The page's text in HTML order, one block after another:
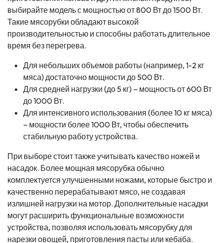
выбирайте модель с мощностью от 800 Вт до 1500 Вт.
Такие мясорубки обладают высокой
производительностью и способны работать длительное
время без перегрева.
Для небольших объемов работы (например, 1-2 кг
мяса) достаточно мощности до 500 Вт.
Для средней нагрузки (до 5 кг) – мощность от 600 Вт
до 1000 Вт.
Для интенсивного использования (более 10 кг мяса)
– мощности более 1000 Вт, чтобы обеспечить
стабильную работу устройства.
При выборе стоит также учитывать качество ножей и
насадок. Более мощная мясорубка обычно
комплектуется улучшенными ножами, которые быстро и
качественно перерабатывают мясо, не создавая
излишней нагрузки на мотор. Дополнительные насадки
могут расширить функциональные возможности
устройства, позволяя использовать мясорубку для
нарезки овощей, приготовления пасты или кебаба.